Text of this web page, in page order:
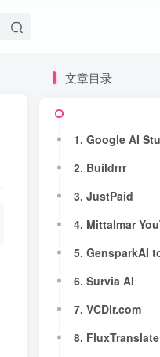
文章目录
1. Google AI
2. Buildrrr
3. JustPaid
4. Mittalmar
5. GensparkAI
6. Survia AI
7. VCDir.com
文章目录
1. Google AI
2. Buildrrr
3. JustPaid
4. Mittalmar
5. GensparkAI
6. Survia AI
7. VCDir.com